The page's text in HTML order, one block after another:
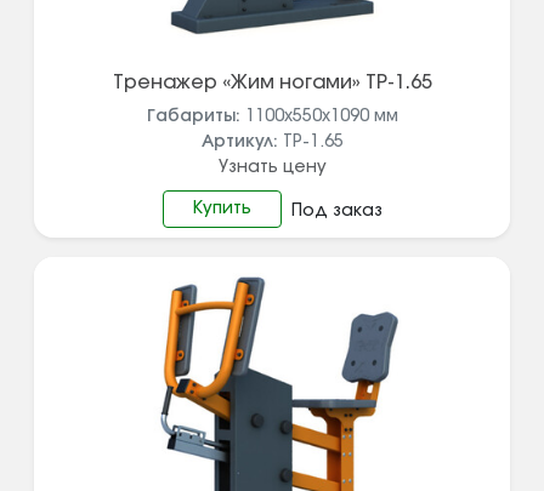
Тренажер «Жим ногами» ТР-1.65
Габариты: 1100х550х1090 мм
Артикул: ТР-1.65
Узнать цену
Купить Под заказ